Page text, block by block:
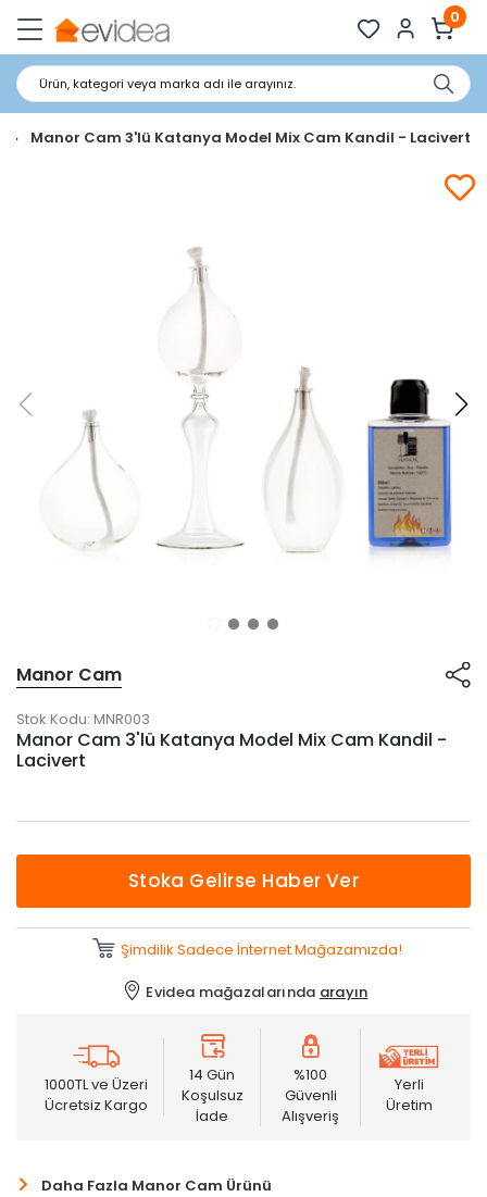
0
Ürün, kategori veya marka adı ile arayınız.
Manor Cam 3'lü Katanya Model Mix Cam Kandil - Lacivert
Manor Cam
Stok Kodu: MNR003
Manor Cam 3'lü Katanya Model Mix Cam Kandil -
Lacivert
Stoka Gelirse Haber Ver
Şimdilik Sadece İnternet Mağazamızda!
Evidea mağazalarında arayın
1000TL ve Üzeri
Ücretsiz Kargo
14 Gün
Koşulsuz
İade
%100
Güvenli
Alışveriş
Yerli
Üretim
Daha Fazla Manor Cam Ürünü